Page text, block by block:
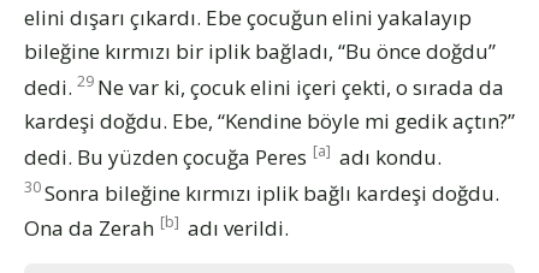
elini dışarı çıkardı. Ebe çocuğun elini yakalayıp
bileğine kırmızı bir iplik bağladı, “Bu önce doğdu”
dedi. 29 Ne var ki, çocuk elini içeri çekti, o sırada da
kardeşi doğdu. Ebe, “Kendine böyle mi gedik açtın?”
dedi. Bu yüzden çocuğa Peres [a] adı kondu.
30Sonra bileğine kırmızı iplik bağlı kardeşi doğdu.
Ona da Zerah [b] adı verildi.